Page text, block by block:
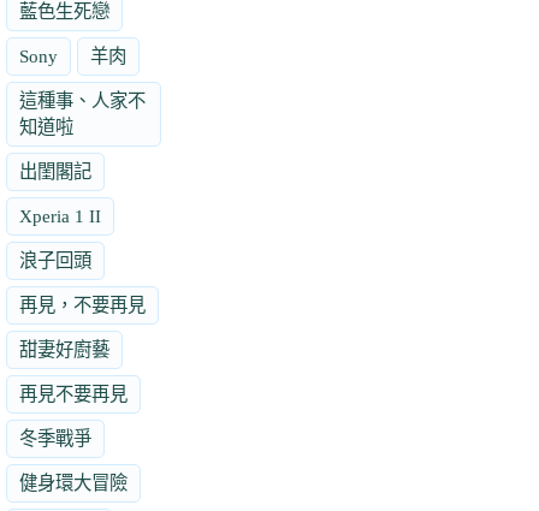
藍色生死戀
Sony 羊肉
這種事、人家不
知道啦
出閨閣記
Xperia 1 II
浪子回頭
再見，不要再見
甜妻好廚藝
再見不要再見
冬季戰爭
健身環大冒險